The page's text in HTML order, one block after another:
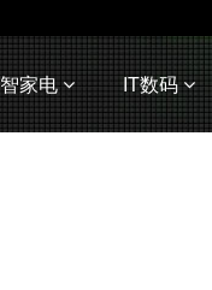
智家电 IT数码